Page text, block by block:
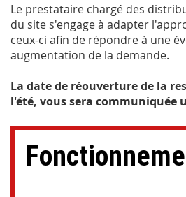
Le prestataire chargé des
du site s'engage à adapter
ceux-ci afin de répondre à une
augmentation de la demande.
La date de réouverture de la
l'été, vous sera communiquée